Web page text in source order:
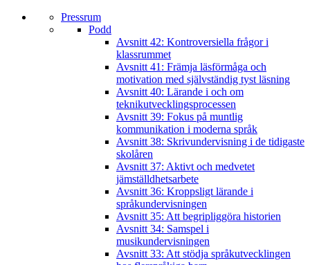
Pressrum
Podd
Avsnitt 42: Kontroversiella frågor i
klassrummet
Avsnitt 41: Främja läsförmåga och
motivation med självständig tyst läsning
Avsnitt 40: Lärande i och om
teknikutvecklingsprocessen
Avsnitt 39: Fokus på muntlig
kommunikation i moderna språk
Avsnitt 38: Skrivundervisning i de tidigaste
skolåren
Avsnitt 37: Aktivt och medvetet
jämställdhetsarbete
Avsnitt 36: Kroppsligt lärande i
språkundervisningen
Avsnitt 35: Att begripliggöra historien
Avsnitt 34: Samspel i
musikundervisningen
Avsnitt 33: Att stödja språkutvecklingen